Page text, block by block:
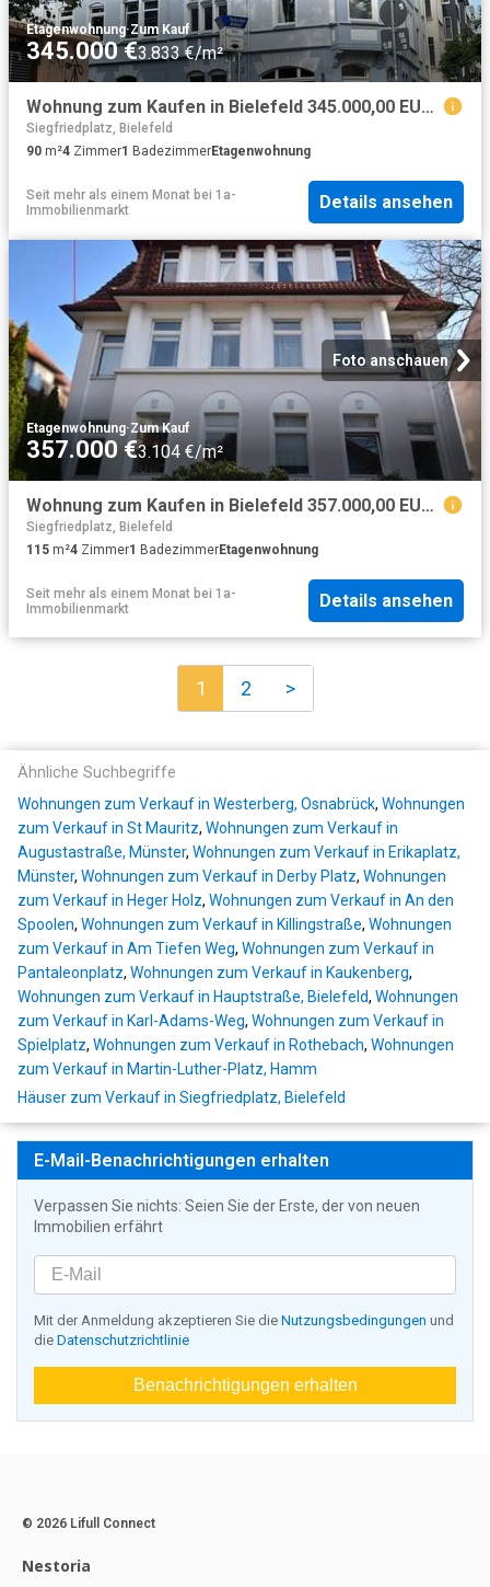
Etagenwohnung·Zum Kauf
345.000 €3.833 €/m²
Wohnung zum Kaufen in Bielefeld 345.000,00 EUR 90 m²
Siegfriedplatz, Bielefeld
90 m²4 Zimmer1 BadezimmerEtagenwohnung
Seit mehr als einem Monat bei 1a-
Immobilienmarkt
Details ansehen
Foto anschauen
Etagenwohnung·Zum Kauf
357.000 €3.104 €/m²
Wohnung zum Kaufen in Bielefeld 357.000,00 EUR 115.85 m²
Siegfriedplatz, Bielefeld
115 m²4 Zimmer1 BadezimmerEtagenwohnung
Seit mehr als einem Monat bei 1a-
Immobilienmarkt
Details ansehen
1 2 >
Ähnliche Suchbegriffe
Wohnungen zum Verkauf in Westerberg, Osnabrück, Wohnungen
zum Verkauf in St Mauritz, Wohnungen zum Verkauf in
Augustastraße, Münster, Wohnungen zum Verkauf in Erikaplatz,
Münster, Wohnungen zum Verkauf in Derby Platz, Wohnungen
zum Verkauf in Heger Holz, Wohnungen zum Verkauf in An den
Spoolen, Wohnungen zum Verkauf in Killingstraße, Wohnungen
zum Verkauf in Am Tiefen Weg, Wohnungen zum Verkauf in
Pantaleonplatz, Wohnungen zum Verkauf in Kaukenberg,
Wohnungen zum Verkauf in Hauptstraße, Bielefeld, Wohnungen
zum Verkauf in Karl-Adams-Weg, Wohnungen zum Verkauf in
Spielplatz, Wohnungen zum Verkauf in Rothebach, Wohnungen
zum Verkauf in Martin-Luther-Platz, Hamm
Häuser zum Verkauf in Siegfriedplatz, Bielefeld
E-Mail-Benachrichtigungen erhalten
Verpassen Sie nichts: Seien Sie der Erste, der von neuen
Immobilien erfährt
Mit der Anmeldung akzeptieren Sie die Nutzungsbedingungen und
die Datenschutzrichtlinie
Benachrichtigungen erhalten
© 2026 Lifull Connect
Nestoria